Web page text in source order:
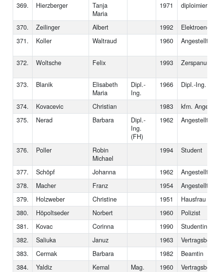
369.
Hierzberger
Tanja
Maria
1971 diploimierte
370. Zeilinger Albert 1992
371.
Koller Waltraud 1960 Angestellte
372. Woltsche Felix 1993
373. Blanik
Elisabeth
Maria
Dipl.-
Ing.
1966 Dipl.-Ing. für
374. Kovacevic Christian 1983
kfm.
375.
Nerad Barbara
Dipl.-
Ing.
(FH)
1962
376. Poller
Robin
Michael
1994 Student
377. Schöpf Johanna 1962
Angestellte
378.
Macher Franz 1954
Angestellter
379.
Holzweber Christine 1951
Hausfrau
380.
Höpoltseder Norbert 1960
Polizist
381.
Kovac Corinna 1990
Studentin
382.
Saliuka Januz 1963
383.
Cermak Barbara 1982
Beamtin
384.
Yaldiz Kemal Mag. 1960